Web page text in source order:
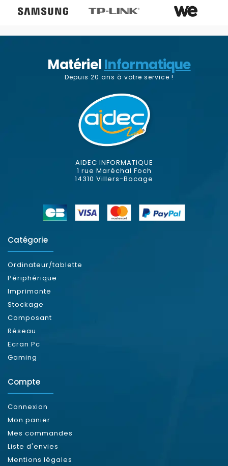
MatérielInformatique
Depuis 20 ans à votre service !
AIDEC INFORMATIQUE
1 rue Maréchal Foch
14310 Villers-Bocage
Catégorie
Ordinateur/tablette
Périphérique
Imprimante
Stockage
Composant
Réseau
Ecran Pc
Gaming
Compte
Connexion
Mon panier
Mes commandes
Liste d'envies
Mentions légales